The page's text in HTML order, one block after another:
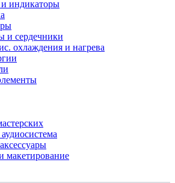
индикаторы
и сердечники
охлаждения и нагрева
макетирование